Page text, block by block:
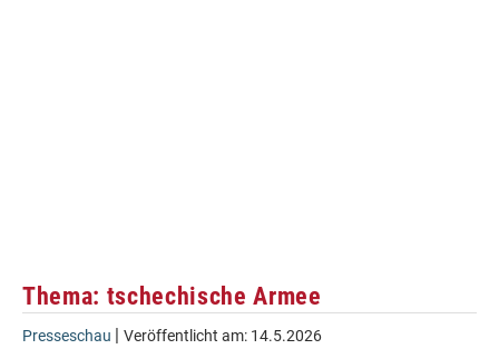
Thema: tschechische Armee
Presseschau | Veröffentlicht am: 14.5.2026